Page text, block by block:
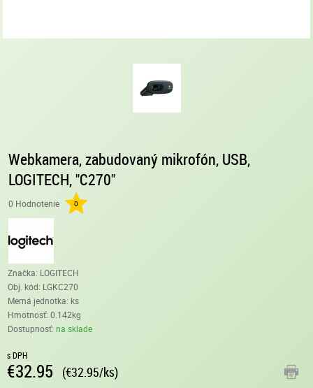
Webkamera, zabudovaný mikrofón, USB,
LOGITECH, "C270"
0 Hodnotenie 0
Značka: LOGITECH
Obj. kód: LGKC270
Merná jednotka: ks
Hmotnosť: 0.142kg
Dostupnosť:na sklade
s DPH
€32.95 (€32.95/ks)